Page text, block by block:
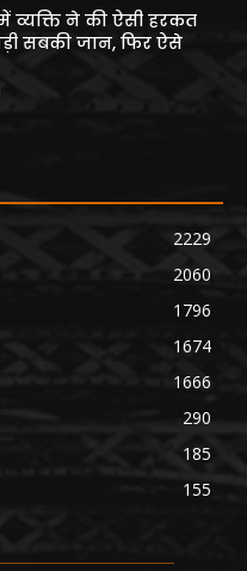
व्यक्ति ने की ऐसी हरकत
सबकी जान, फिर ऐसे
2229
2060
1796
1674
1666
290
185
155